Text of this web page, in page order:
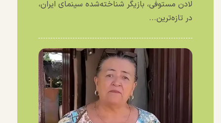
لادن مستوفی، بازیگر شناخته‌شده سینمای ایران،
در تازه‌ترین...